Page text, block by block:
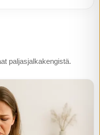
paljasjalkakengistä.